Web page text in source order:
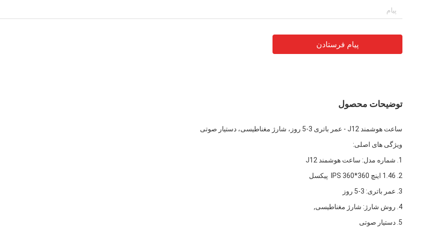
پیام فرستادن
توضیحات محصول
ساعت هوشمند J12 - عمر باتری 3-5 روز، شارژ مغناطیسی، دستیار صوتی
ویژگی های اصلی:
1. شماره مدل: ساعت هوشمند J12
2. 1.46 اینچ IPS 360*360 پیکسل
3. عمر باتری: 3-5 روز
4. روش شارژ: شارژ مغناطیسی,
5. دستیار صوتی